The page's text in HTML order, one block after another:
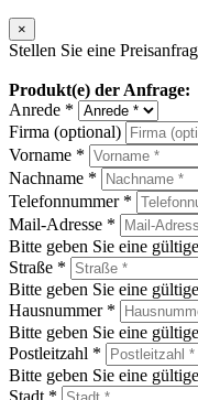
×
Stellen Sie eine
Produkt(e) der Anfrage:
Anrede *
Firma (optional)
Vorname *
Nachname *
Telefonnummer *
Mail-Adresse *
Bitte geben Sie eine
Straße *
Bitte geben Sie eine
Hausnummer *
Bitte geben Sie eine
Postleitzahl *
Bitte geben Sie eine
Stadt *